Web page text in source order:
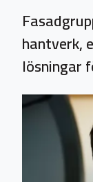
hantverk,
lösningar